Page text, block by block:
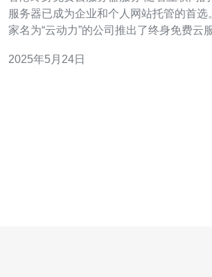
服务器已成为企业和个人网站托管的首选
家名为“云动力”的公司推出了终身免费云
计算技术的虚拟化服务器，具有高可用性
2025年5月24日